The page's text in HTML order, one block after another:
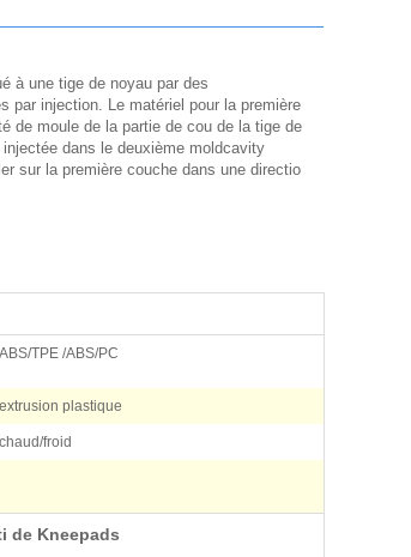
à une tige de noyau par des
par injection. Le matériel pour la première
de moule de la partie de cou de la tige de
dans le deuxième moldcavity
sur la première couche dans une directio
ABS/TPE /ABS/PC
extrusion plastique
chaud/froid
de Kneepads